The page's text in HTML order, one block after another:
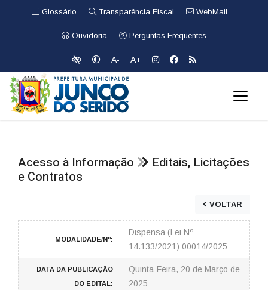
Glossário Transparência Fiscal WebMail
Ouvidoria Perguntas Frequentes
A- A+
Acesso à Informação
Editais, Licitações
e Contratos
VOLTAR
MODALIDADE/Nº:
Dispensa (Lei Nº
14.133/2021) 00014/2025
DATA DA PUBLICAÇÃO
DO EDITAL:
Quinta-Feira, 20 de Março de
2025